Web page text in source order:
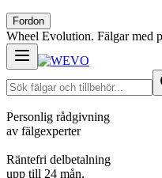
Fordon
Wheel Evolution. Fälgar med
Personlig rådgivning
av fälgexperter
Räntefri delbetalning
upp till 24 mån.